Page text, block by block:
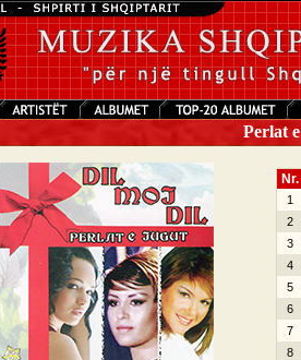
Perlat
Nr.
1
2
3
4
5
6
7
8